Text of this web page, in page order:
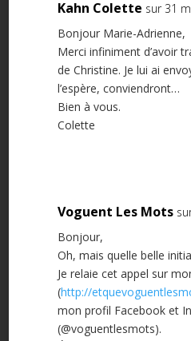
Kahn Colette sur 31
Bonjour Marie-Adrienne,
Merci infiniment d’avoir
de Christine. Je lui ai
l’espère, conviendront…
Bien à vous.
Colette
Voguent Les Mots
Bonjour,
Oh, mais quelle belle
Je relaie cet appel sur
(http://
mon profil Facebook et
(@voguentlesmots).